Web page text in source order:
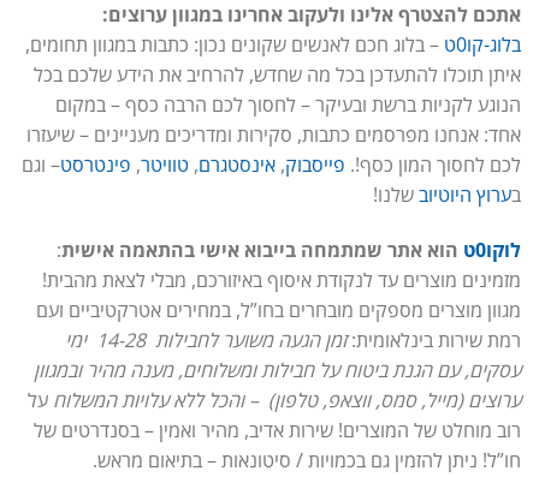
אתכם להצטרף אלינו ולעקוב אחרינו במגוון ערוצים:
בלוג-קו0ט
– בלוג חכם לאנשים שקונים נכון: כתבות במגוון תחומים,
איתן תוכלו להתעדכן בכל מה שחדש, להרחיב את הידע שלכם בכל
הנוגע לקניות ברשת ובעיקר – לחסוך לכם הרבה כסף – במקום
אחד: אנחנו מפרסמים כתבות, סקירות ומדריכים מעניינים – שיעזרו
לכם לחסוך המון כסף!. פייסבוק, אינסטגרם, טוויטר, פינטרסט– וגם
בערוץ היוטיובשלנו!
לוקו0ט הוא אתר שמתמחה בייבוא אישי בהתאמה אישית:
מזמינים מוצרים עד לנקודת איסוף באיזורכם, מבלי לצאת מהבית!
מגוון מוצרים מספקים מובחרים בחו”ל, במחירים אטרקטיביים ועם
רמת שירות בינלאומית:
זמן הגעה משוער לחבילות 14-28 ימי
עסקים, עם הגנת ביטוח על חבילות ומשלוחים, מענה מהיר ובמגוון
ערוצים (מייל, סמס, ווצאפ, טלפון) – והכל ללא עלויות המשלוח על
רוב מוחלט של המוצרים! שירות אדיב, מהיר ואמין – בסנדרטים של
חו”ל! ניתן להזמין גם בכמויות / סיטונאות – בתיאום מראש.